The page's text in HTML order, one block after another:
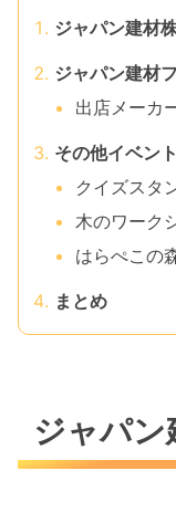
ジャパン建材
ジャパン建材
出店メーカ
その他イベント
クイズスタ
木のワーク
はらぺこの
まとめ
ジャパン